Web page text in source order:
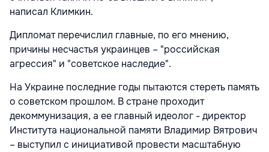
написал Климкин.
Дипломат перечислил главные, по его мнению,
причины несчастья украинцев – "российская
агрессия" и "советское наследие".
На Украине последние годы пытаются стереть память
о советском прошлом. В стране проходит
декоммунизация, а ее главный идеолог - директор
Института национальной памяти Владимир Вятрович
– выступил с инициативой провести масштабную